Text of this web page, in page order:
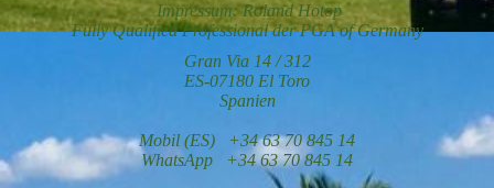
Impressum: Roland Hotop
Fully Qualified Professional der PGA of Germany
Gran Via 14 / 312
ES-07180 El Toro
Spanien
Mobil (ES) +34 63 70 845 14
WhatsApp +34 63 70 845 14